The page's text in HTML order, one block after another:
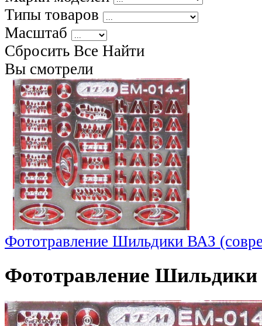
Типы товаров
Масштаб
Сбросить Все Найти
Вы смотрели
Фототравление Шильдики ВАЗ
Фототравление